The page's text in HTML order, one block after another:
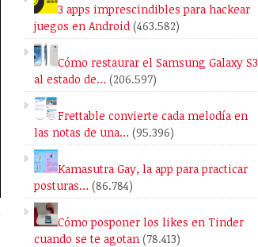
3 apps imprescindibles para hackear
juegos en Android (463.582)
Cómo restaurar el Samsung Galaxy S3
al estado de… (206.597)
Frettable convierte cada melodía en
las notas de una… (95.396)
Kamasutra Gay, la app para practicar
posturas… (86.784)
Cómo posponer los likes en Tinder
cuando se te agotan (78.413)